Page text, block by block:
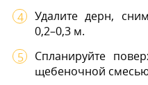
Удалите дерн,
0,2–0,3 м.
Спланируйте
щебеночной